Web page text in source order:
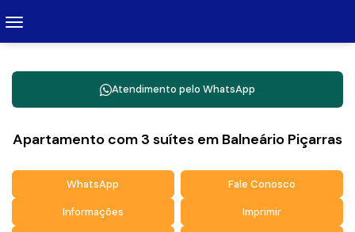
Atendimento pelo WhatsApp
Apartamento com 3 suítes em Balneário Piçarras
WhatsApp Fale Conosco
Informações Imprimir